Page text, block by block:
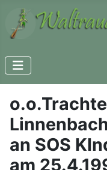
an SOS
am